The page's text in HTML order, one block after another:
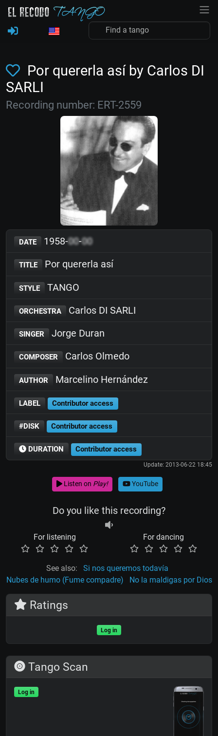
Por quererla así by Carlos DI
SARLI
Recording number: ERT-2559
DATE 1958-00-00
TITLE Por quererla así
STYLE TANGO
ORCHESTRA Carlos DI SARLI
SINGER Jorge Duran
COMPOSER Carlos Olmedo
AUTHOR Marcelino Hernández
LABEL Contributor access
#DISK Contributor access
DURATION Contributor access
Update: 2013-06-22 18:45
Listen on Play! YouTube
Do you like this recording?
For listening For dancing
See also:
Si nos queremos todavía
Nubes de humo (Fume compadre)
No la maldigas por Dios
Ratings
Log in
Tango Scan
Log in